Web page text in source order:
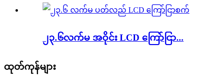
၂၃.၆လက်မ အဝိုင်း LCD ကြော်ငြာ...
ထုတ်ကုန်များ